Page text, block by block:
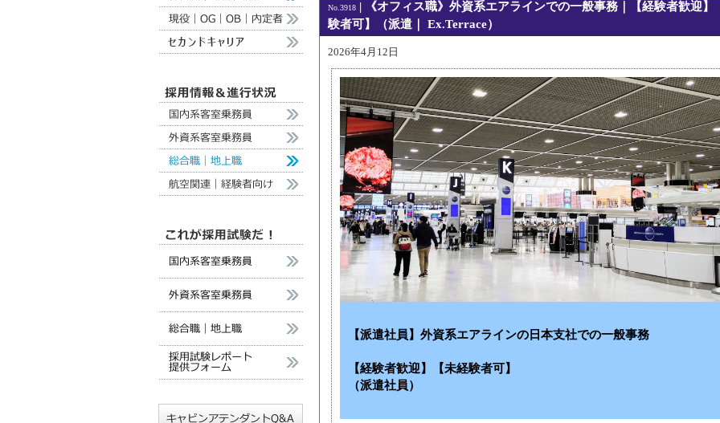
No.3918 | 《オフィス職》外資系エアラインでの一般事務｜【経験者歓迎】
験者可】（派遣｜ Ex.Terrace）
2026年4月12日
【派遣社員】外資系エアラインの日本支社での一般事務
【経験者歓迎】【未経験者可】
（派遣社員）